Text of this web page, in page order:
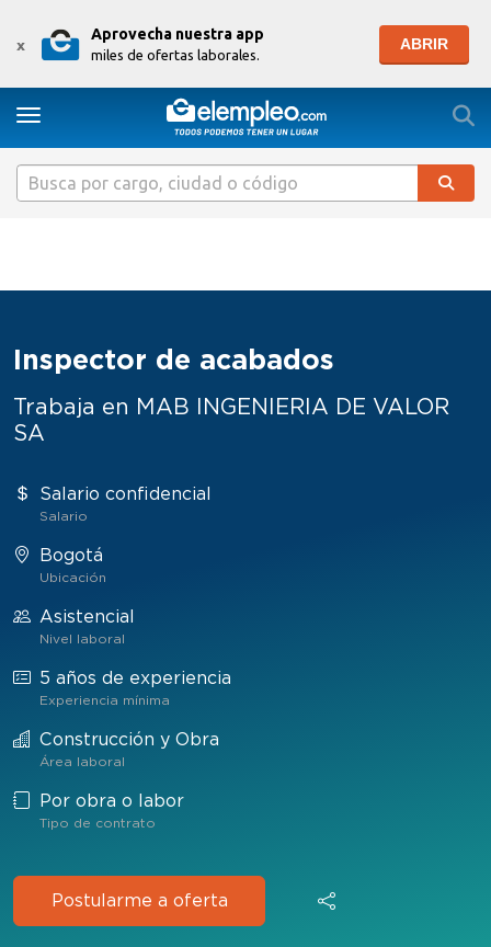
x
Aprovecha nuestra app
miles de ofertas laborales.
ABRIR
Toggle navigation
Inspector de acabados
Trabaja en MAB INGENIERIA DE VALOR
SA
Salario confidencial
Salario
Bogotá
Ubicación
Asistencial
Nivel laboral
5 años de experiencia
Experiencia mínima
Construcción y Obra
Área laboral
Por obra o labor
Tipo de contrato
Postularme a oferta